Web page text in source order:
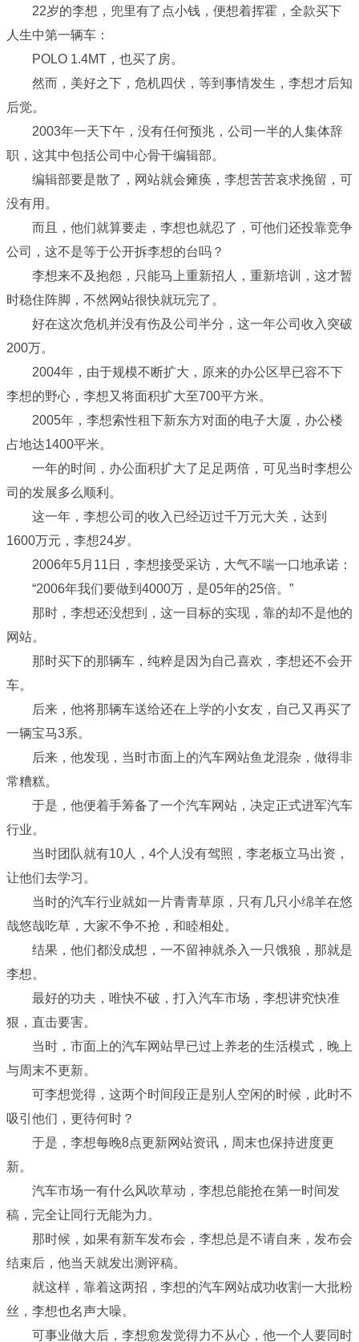
22岁的李想，兜里有了点小钱，便想着挥霍，全款买下
人生中第一辆车：
POLO 1.4MT，也买了房。
然而，美好之下，危机四伏，等到事情发生，李想才后知
后觉。
2003年一天下午，没有任何预兆，公司一半的人集体辞
职，这其中包括公司中心骨干编辑部。
编辑部要是散了，网站就会瘫痪，李想苦苦哀求挽留，可
没有用。
而且，他们就算要走，李想也就忍了，可他们还投靠竞争
公司，这不是等于公开拆李想的台吗？
李想来不及抱怨，只能马上重新招人，重新培训，这才暂
时稳住阵脚，不然网站很快就玩完了。
好在这次危机并没有伤及公司半分，这一年公司收入突破
200万。
2004年，由于规模不断扩大，原来的办公区早已容不下
李想的野心，李想又将面积扩大至700平方米。
2005年，李想索性租下新东方对面的电子大厦，办公楼
占地达1400平米。
一年的时间，办公面积扩大了足足两倍，可见当时李想公
司的发展多么顺利。
这一年，李想公司的收入已经迈过千万元大关，达到
1600万元，李想24岁。
2006年5月11日，李想接受采访，大气不喘一口地承诺：
“2006年我们要做到4000万，是05年的25倍。”
那时，李想还没想到，这一目标的实现，靠的却不是他的
网站。
那时买下的那辆车，纯粹是因为自己喜欢，李想还不会开
车。
后来，他将那辆车送给还在上学的小女友，自己又再买了
一辆宝马3系。
后来，他发现，当时市面上的汽车网站鱼龙混杂，做得非
常糟糕。
于是，他便着手筹备了一个汽车网站，决定正式进军汽车
行业。
当时团队就有10人，4个人没有驾照，李老板立马出资，
让他们去学习。
当时的汽车行业就如一片青青草原，只有几只小绵羊在悠
哉悠哉吃草，大家不争不抢，和睦相处。
结果，他们都没成想，一不留神就杀入一只饿狼，那就是
李想。
最好的功夫，唯快不破，打入汽车市场，李想讲究快准
狠，直击要害。
当时，市面上的汽车网站早已过上养老的生活模式，晚上
与周末不更新。
可李想觉得，这两个时间段正是别人空闲的时候，此时不
吸引他们，更待何时？
于是，李想每晚8点更新网站资讯，周末也保持进度更
新。
汽车市场一有什么风吹草动，李想总能抢在第一时间发
稿，完全让同行无能为力。
那时候，如果有新车发布会，李想总是不请自来，发布会
结束后，他当天就发出测评稿。
就这样，靠着这两招，李想的汽车网站成功收割一大批粉
丝，李想也名声大噪。
可事业做大后，李想愈发觉得力不从心，他一个人要同时